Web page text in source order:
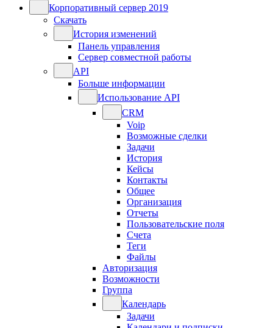
Корпоративный сервер 2019
Скачать
История изменений
Панель управления
Сервер совместной работы
API
Больше информации
Использование API
CRM
Voip
Возможные сделки
Задачи
История
Кейсы
Контакты
Общее
Организация
Отчеты
Пользовательские поля
Счета
Теги
Файлы
Авторизация
Возможности
Группа
Календарь
Задачи